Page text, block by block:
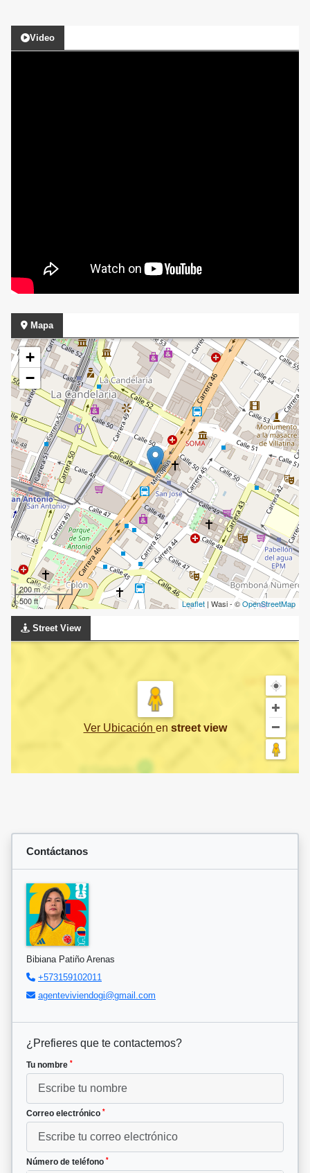
Video
Mapa
+
−
200 m
500 ft
Leaflet | Wasi - ©OpenStreetMap
Street View
Ver Ubicación en street view
Contáctanos
Bibiana Patiño Arenas
+573159102011
agenteviviendogi@gmail.com
¿Prefieres que te contactemos?
Tu nombre *
Correo electrónico *
Número de teléfono *